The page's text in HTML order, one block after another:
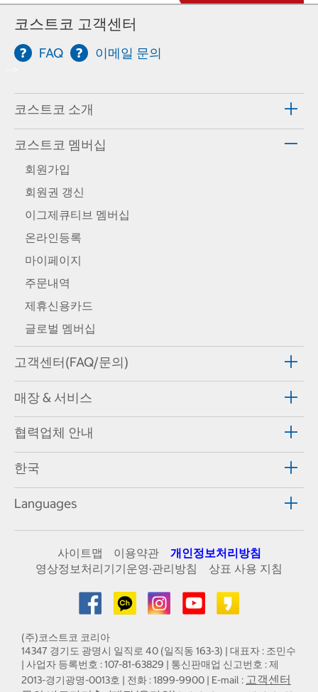
코스트코 고객센터
FAQ 이메일 문의
코스트코 소개
코스트코 멤버십
회원가입
회원권 갱신
이그제큐티브 멤버십
온라인등록
마이페이지
주문내역
제휴신용카드
글로벌 멤버십
고객센터(FAQ/문의)
매장 & 서비스
협력업체 안내
한국
Languages
사이트맵 이용약관
개인정보처리방침
영상정보처리기기운영·관리방침
상표 사용 지침
(주)코스트코 코리아
14347 경기도 광명시 일직로 40 (일직동 163-3) | 대표자 : 조민수
| 사업자 등록번호 : 107-81-63829 | 통신판매업 신고번호 : 제
2013-경기광명-0013호 | 전화 : 1899-9900 | E-mail : 고객센터